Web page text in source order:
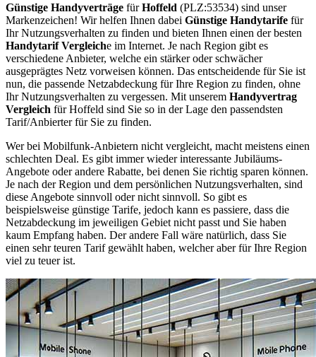
Günstige Handyverträge fürHoffeld (PLZ:53534) sind unser
Markenzeichen! Wir helfen Ihnen dabei Günstige Handytarife für
Ihr Nutzungsverhalten zu finden und bieten Ihnen einen der besten
Handytarif Vergleiche im Internet. Je nach Region gibt es
verschiedene Anbieter, welche ein stärker oder schwächer
ausgeprägtes Netz vorweisen können. Das entscheidende für Sie ist
nun, die passende Netzabdeckung für Ihre Region zu finden, ohne
Ihr Nutzungsverhalten zu vergessen. Mit unserem Handyvertrag
Vergleich für Hoffeld sind Sie so in der Lage den passendsten
Tarif/Anbierter für Sie zu finden.
Wer bei Mobilfunk-Anbietern nicht vergleicht, macht meistens einen
schlechten Deal. Es gibt immer wieder interessante Jubiläums-
Angebote oder andere Rabatte, bei denen Sie richtig sparen können.
Je nach der Region und dem persönlichen Nutzungsverhalten, sind
diese Angebote sinnvoll oder nicht sinnvoll. So gibt es
beispielsweise günstige Tarife, jedoch kann es passiere, dass die
Netzabdeckung im jeweiligen Gebiet nicht passt und Sie haben
kaum Empfang haben. Der andere Fall wäre natürlich, dass Sie
einen sehr teuren Tarif gewählt haben, welcher aber für Ihre Region
viel zu teuer ist.